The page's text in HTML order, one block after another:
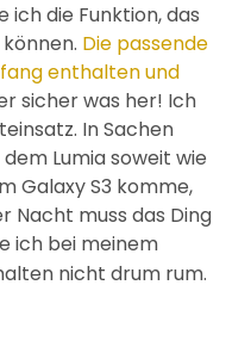
die Funktion, das
Die passende
enthalten und
sicher was her! Ich
In Sachen
Lumia soweit wie
Galaxy S3 komme,
Nacht muss das Ding
ich bei meinem
nicht drum rum.